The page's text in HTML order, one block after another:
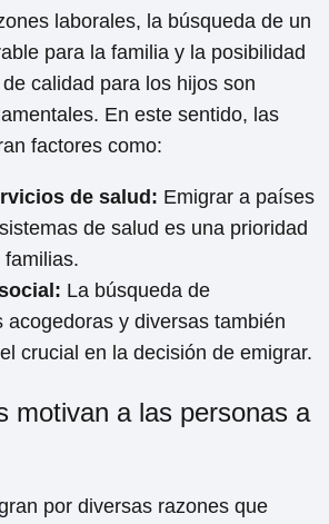
laborales, la búsqueda de un
para la familia y la posibilidad
calidad para los hijos son
En este sentido, las
factores como:
de salud: Emigrar a países
de salud es una prioridad
familias.
La búsqueda de
acogedoras y diversas también
crucial en la decisión de emigrar.
motivan a las personas a
por diversas razones que